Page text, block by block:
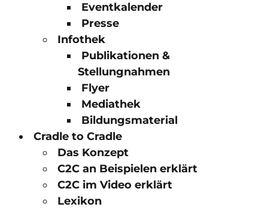
Eventkalender
Presse
Infothek
Publikationen &
Stellungnahmen
Flyer
Mediathek
Bildungsmaterial
Cradle to Cradle
Das Konzept
C2C an Beispielen erklärt
C2C im Video erklärt
Lexikon